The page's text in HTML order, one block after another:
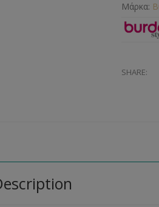
Μάρκα:
SHARE: